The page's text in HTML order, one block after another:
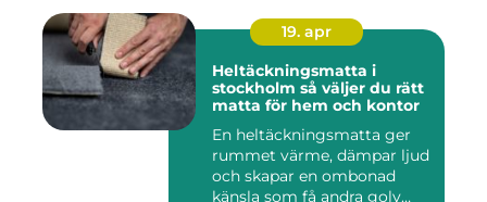
19. apr
Heltäckningsmatta i
stockholm så väljer du rätt
matta för hem och kontor
En heltäckningsmatta ger
rummet värme, dämpar ljud
och skapar en ombonad
känsla som få andra golv